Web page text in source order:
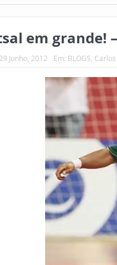
em grande!
29 Junho, 2012 Em: BLOGS